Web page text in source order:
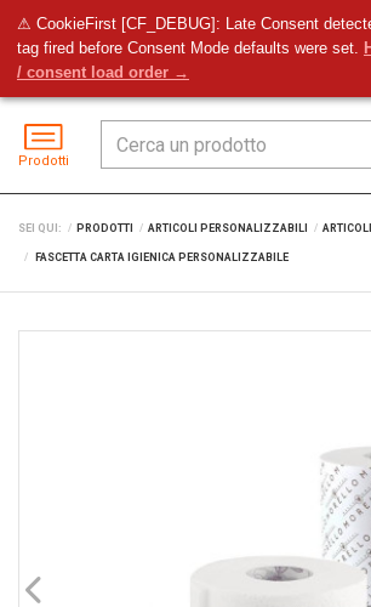
⚠ CookieFirst [CF_DEBUG]: Late Consent
tag fired before Consent Mode defaults were set.
/ consent load order →
Prodotti
SEI QUI: PRODOTTI ARTICOLI PERSONALIZZABILI
FASCETTA CARTA IGIENICA PERSONALIZZABILE